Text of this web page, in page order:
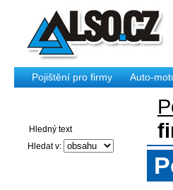
Hledat v:
Pojištění pro firmy Auto-